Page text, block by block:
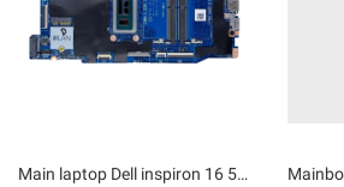
Main laptop Dell inspiron 16 5640 Core 7 150U LA-N562P / LA-N563P | DDR5 Bo mạch chủ Zin [Chính Hãng]